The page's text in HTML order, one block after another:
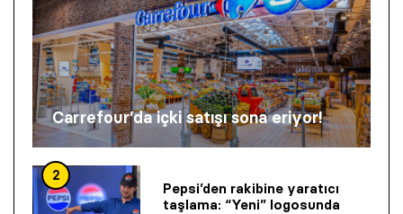
Carrefour’da içki satışı sona eriyor!
2
Pepsi’den rakibine yaratıcı
taşlama: “Yeni” logosunda